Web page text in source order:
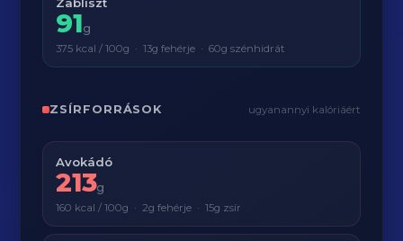
91g
375 kcal / 100g · 13g fehérje · 60g szénhidrát
ZSÍRFORRÁSOK ugyanannyi kalóriáért
Avokádó
213g
160 kcal / 100g · 2g fehérje · 15g zsír